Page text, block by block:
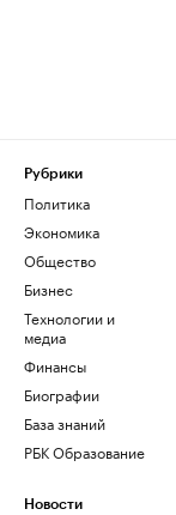
Рубрики
Политика
Экономика
Общество
Бизнес
Технологии и
медиа
Финансы
Биографии
База знаний
РБК Образование
Новости